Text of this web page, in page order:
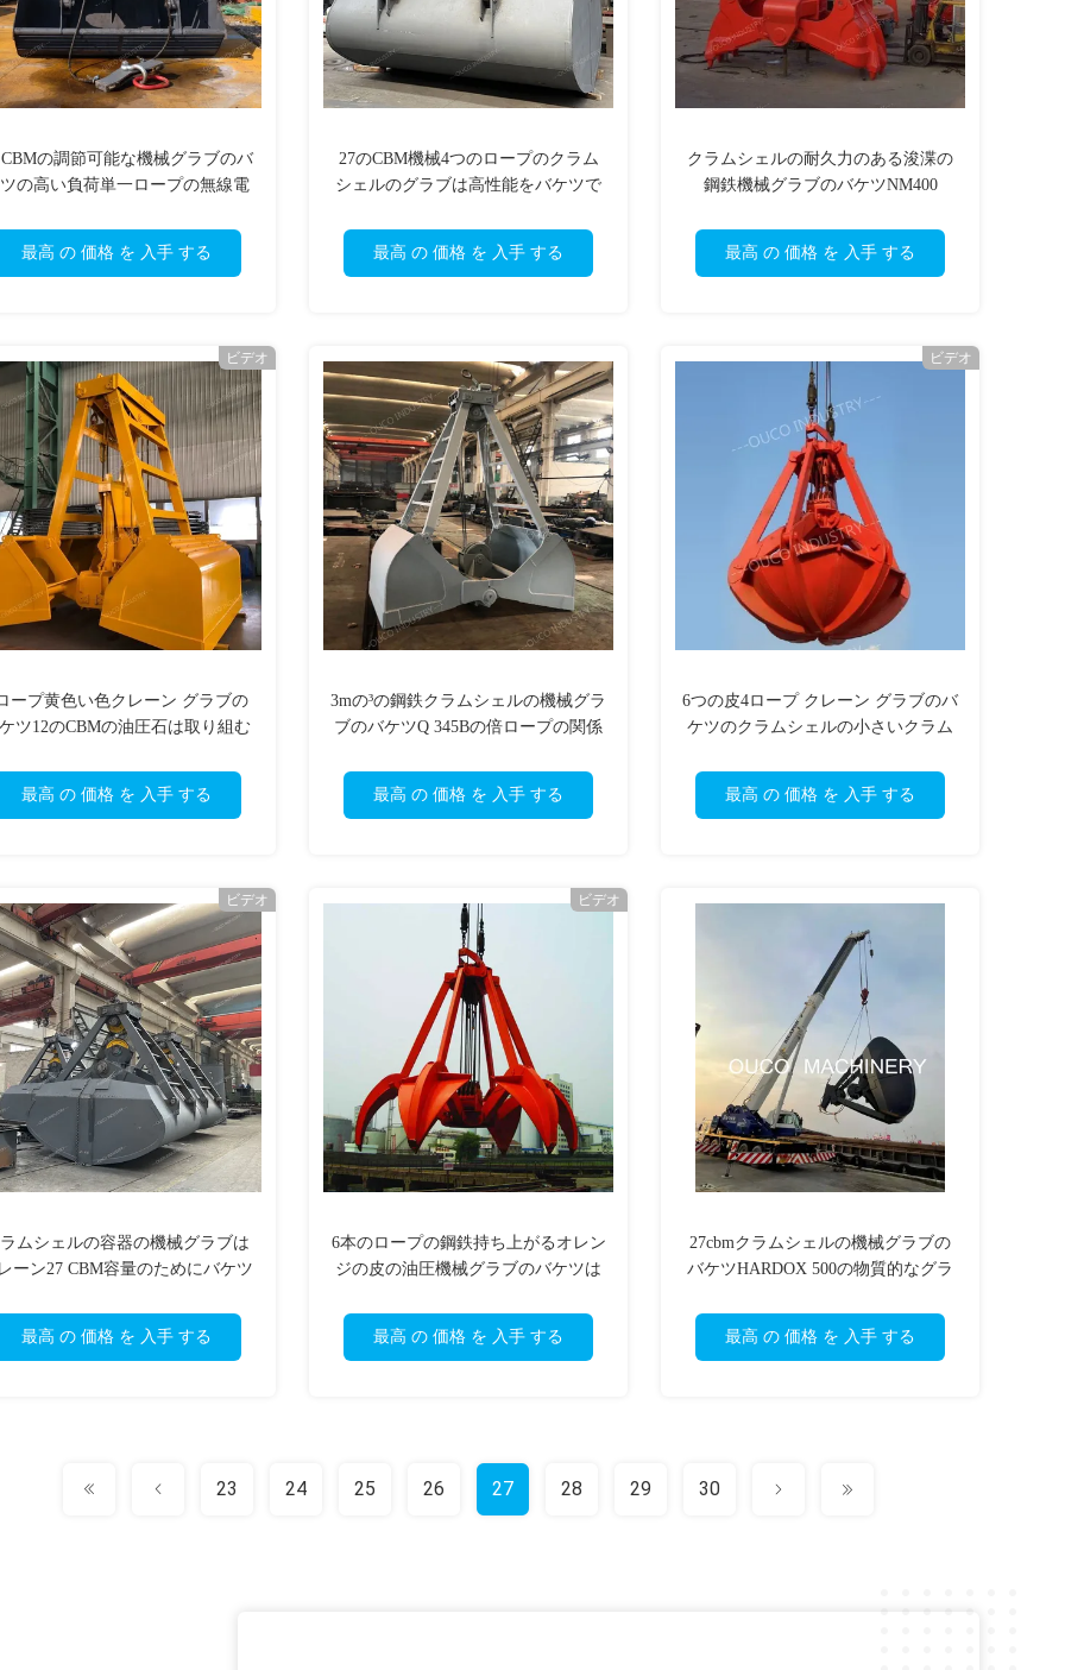
の調節可能な機械グラブのバ
の高い負荷単一ロープの無線電
最高 の 価格 を 入手 する
27のCBM機械4つのロープのクラム
シェルのグラブは高性能をバケツで
最高 の 価格 を 入手 する
クラムシェルの耐久力のある浚渫の
鋼鉄機械グラブのバケツNM400
最高 の 価格 を 入手 する
ビデオ
ープ黄色い色クレーン グラブの
ツ12のCBMの油圧石は取り組む
最高 の 価格 を 入手 する
3mの³の鋼鉄クラムシェルの機械グラ
ブのバケツQ 345Bの倍ロープの関係
最高 の 価格 を 入手 する
ビデオ
6つの皮4ロープ クレーン グラブのバ
ケツのクラムシェルの小さいクラム
最高 の 価格 を 入手 する
ビデオ
ムシェルの容器の機械グラブは
ーン27 CBM容量のためにバケツ
最高 の 価格 を 入手 する
ビデオ
6本のロープの鋼鉄持ち上がるオレン
ジの皮の油圧機械グラブのバケツは
最高 の 価格 を 入手 する
27cbmクラムシェルの機械グラブの
バケツHARDOX 500の物質的なグラ
最高 の 価格 を 入手 する
23 24 25 26 27 28 29 30